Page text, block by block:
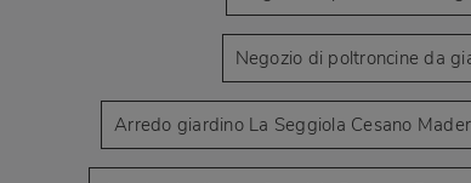
Negozio di poltroncine da
Arredo giardino La Seggiola Cesano